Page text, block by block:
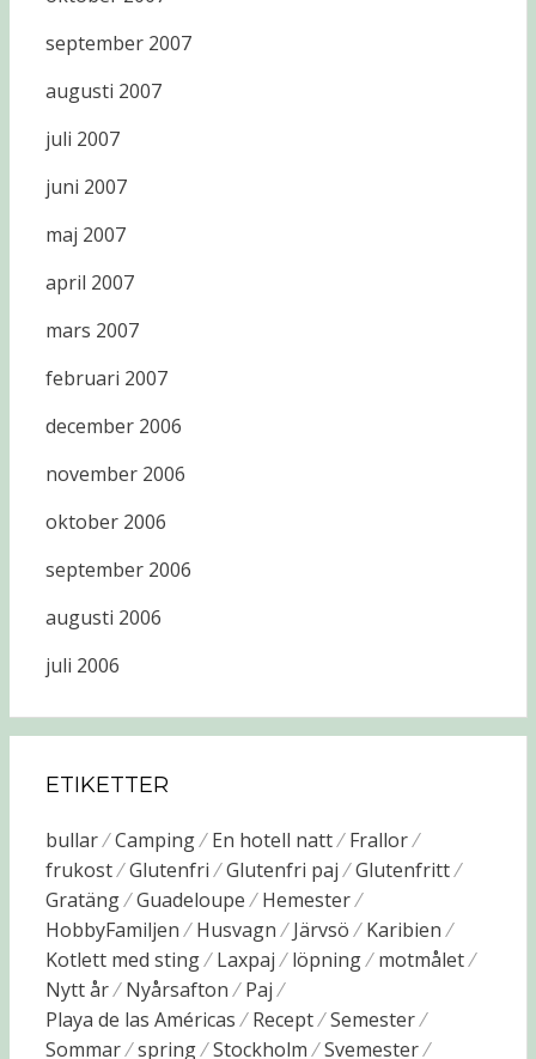
september 2007
augusti 2007
juli 2007
juni 2007
maj 2007
april 2007
mars 2007
februari 2007
december 2006
november 2006
oktober 2006
september 2006
augusti 2006
juli 2006
ETIKETTER
bullar Camping En hotell natt
Frallor
frukost
Glutenfri Glutenfri paj
Glutenfritt
Gratäng
Guadeloupe
Hemester
HobbyFamiljen
Husvagn Järvsö
Karibien
Kotlett med sting
Laxpaj löpning
motmålet
Nytt år
Nyårsafton
Paj
Playa de las Américas
Recept
Semester
Sommar
spring Stockholm Svemester